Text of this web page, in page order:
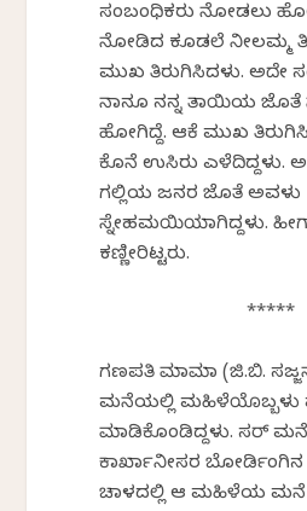
ಸಂಬಂಧಿಕರು ನೋಡಲು
ನೋಡಿದ ಕೂಡಲೆ ನೀಲಮ್ಮ
ಮುಖ ತಿರುಗಿಸಿದಳು. ಅದೇ
ನಾನೂ ನನ್ನ ತಾಯಿಯ
ಹೋಗಿದ್ದೆ. ಆಕೆ ಮುಖ
ಕೊನೆ ಉಸಿರು ಎಳೆದಿದ್ದಳು.
ಗಲ್ಲಿಯ ಜನರ ಜೊತೆ ಅವಳು
ಸ್ನೇಹಮಯಿಯಾಗಿದ್ದಳು.
ಕಣ್ಣೀರಿಟ್ಟರು.
*****
ಗಣಪತಿ ಮಾಮಾ (ಜಿ.ಬಿ.
ಮನೆಯಲ್ಲಿ
ಮಾಡಿಕೊಂಡಿದ್ದಳು. ಸರ್ ಮನೆ
ಕಾರ್ಖಾನೀಸರ ಬೋರ್ಡಿಂಗಿನ
ಚಾಳದಲ್ಲಿ ಆ ಮಹಿಳೆಯ ಮನೆ